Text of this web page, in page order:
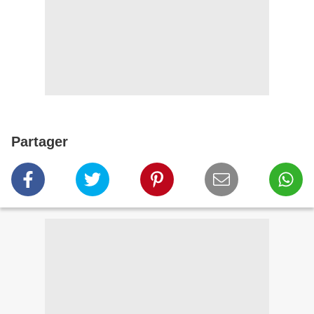
Partager